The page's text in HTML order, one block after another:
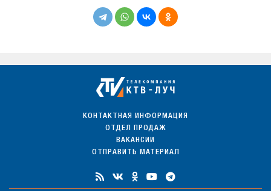
КОНТАКТНАЯ ИНФОРМАЦИЯ
ОТДЕЛ ПРОДАЖ
ВАКАНСИИ
ОТПРАВИТЬ МАТЕРИАЛ